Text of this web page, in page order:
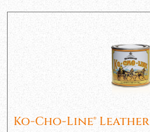
Ko-Cho-Line®